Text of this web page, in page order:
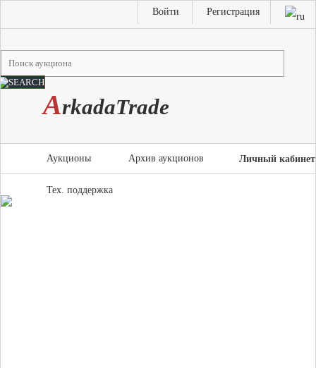
Войти Регистрация
ArkadaTrade
Личный кабинет
Аукционы Архив аукционов
Тех. поддержка